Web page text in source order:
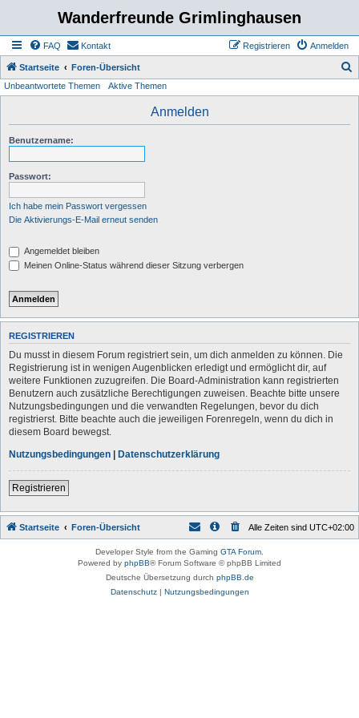
Wanderfreunde Grimlinghausen
FAQ Kontakt Anmelden
Registrieren
Startseite Foren-Übersicht
Unbeantwortete Themen Aktive Themen
Anmelden
Benutzername:
Passwort:
Ich habe mein Passwort vergessen
Die Aktivierungs-E-Mail erneut senden
Angemeldet bleiben
Meinen Online-Status während dieser Sitzung verbergen
REGISTRIEREN
Du musst in diesem Forum registriert sein, um dich anmelden zu können. Die
Registrierung ist in wenigen Augenblicken erledigt und ermöglicht dir, auf
weitere Funktionen zuzugreifen. Die Board-Administration kann registrierten
Benutzern auch zusätzliche Berechtigungen zuweisen. Beachte bitte unsere
Nutzungsbedingungen und die verwandten Regelungen, bevor du dich
registrierst. Bitte beachte auch die jeweiligen Forenregeln, wenn du dich in
diesem Board bewegst.
Nutzungsbedingungen | Datenschutzerklärung
Registrieren
Startseite Foren-Übersicht Alle Zeiten sind UTC+02:00
Developer Style from the Gaming GTA Forum
Powered by phpBB® Forum Software © phpBB Limited
Deutsche Übersetzung durch phpBB.de
Datenschutz| Nutzungsbedingungen